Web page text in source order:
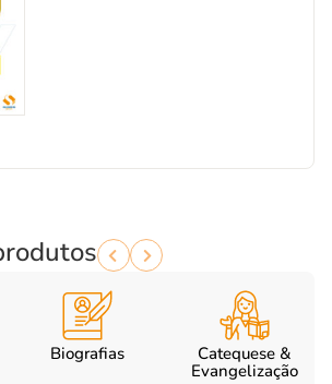
Biografias
Catequese &
Evangelização